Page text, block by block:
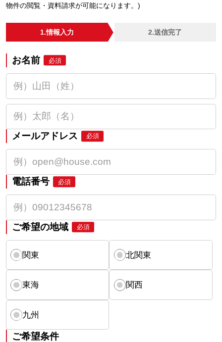
物件の閲覧・資料請求が可能になります。)
1.情報入力 2.送信完了
お名前 必須
メールアドレス 必須
電話番号 必須
ご希望の地域 必須
関東 北関東
東海 関西
九州
ご希望条件